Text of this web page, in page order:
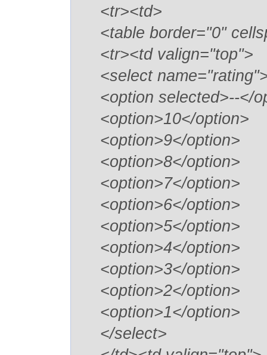
<tr><td>
<table border="0"
<tr><td valign="top">
<select
<option selected>--</
<option>10</option>
<option>9</option>
<option>8</option>
<option>7</option>
<option>6</option>
<option>5</option>
<option>4</option>
<option>3</option>
<option>2</option>
<option>1</option>
</select>